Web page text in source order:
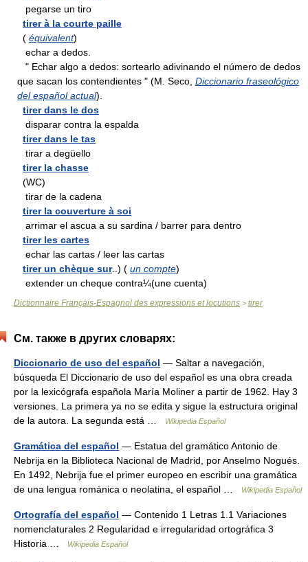
pegarse un tiro
tirer à la courte paille
( équivalent)
echar a dedos.
" Echar algo a dedos: sortearlo adivinando el número de dedos
que sacan los contendientes " (M. Seco, Diccionario fraseológico
del español actual).
tirer dans le dos
disparar contra la espalda
tirer dans le tas
tirar a degüello
tirer la chasse
(WC)
tirar de la cadena
tirer la couverture à soi
arrimar el ascua a su sardina / barrer para dentro
tirer les cartes
echar las cartas / leer las cartas
tirer un chèque sur..) ( un compte)
extender un cheque contra¼(une cuenta)
Dictionnaire Français-Espagnol des expressions et locutions > tirer
См. также в других словарях:
Diccionario de uso del español — Saltar a navegación,
búsqueda El Diccionario de uso del español es una obra creada
por la lexicógrafa española María Moliner a partir de 1962. Hay 3
versiones. La primera ya no se edita y sigue la estructura original
de la autora. La segunda está …
Wikipedia Español
Gramática del español — Estatua del gramático Antonio de
Nebrija en la Biblioteca Nacional de Madrid, por Anselmo Nogués.
En 1492, Nebrija fue el primer europeo en escribir una gramática
de una lengua románica o neolatina, el español …
Wikipedia Español
Ortografía del español — Contenido 1 Letras 1.1 Variaciones
nomenclaturales 2 Regularidad e irregularidad ortográfica 3
Historia …
Wikipedia Español